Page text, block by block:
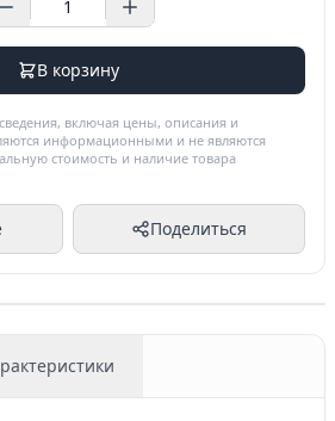
В корзину
включая цены, описания и
информационными и не являются
стоимость и наличие товара
Поделиться